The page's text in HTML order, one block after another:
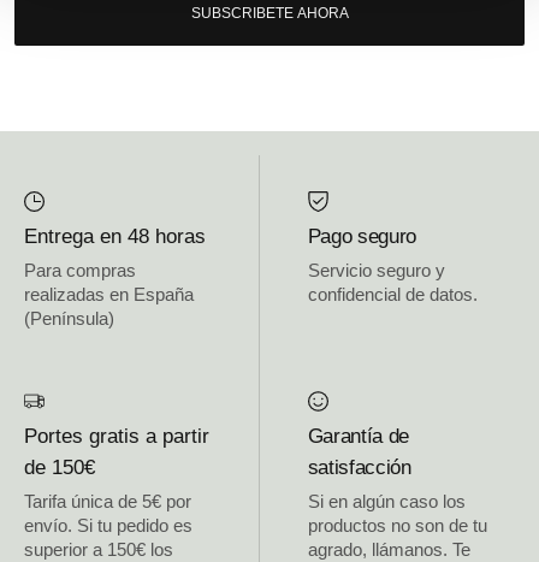
SUBSCRIBETE AHORA
Entrega en 48 horas
Para compras
realizadas en España
(Península)
Pago seguro
Servicio seguro y
confidencial de datos.
Portes gratis a partir
de 150€
Tarifa única de 5€ por
envío. Si tu pedido es
superior a 150€ los
Garantía de
satisfacción
Si en algún caso los
productos no son de tu
agrado, llámanos. Te